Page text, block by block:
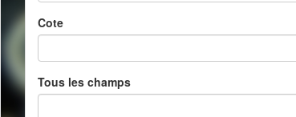
Cote
Tous les champs